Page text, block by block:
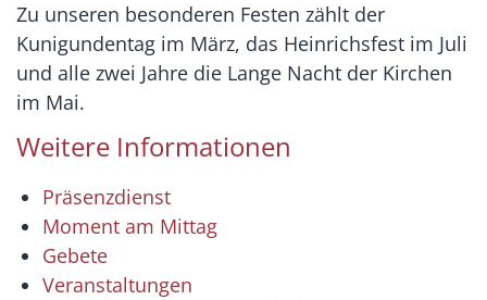
Zu unseren besonderen Festen zählt der
Kunigundentag im März, das Heinrichsfest im Juli
und alle zwei Jahre die Lange Nacht der Kirchen
im Mai.
Weitere Informationen
Präsenzdienst
Moment am Mittag
Gebete
Veranstaltungen